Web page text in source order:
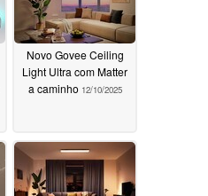
Novo Govee Ceiling
Light Ultra com Matter
a caminho 12/10/2025